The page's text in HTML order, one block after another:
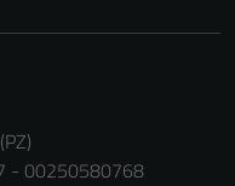
- 00250580768